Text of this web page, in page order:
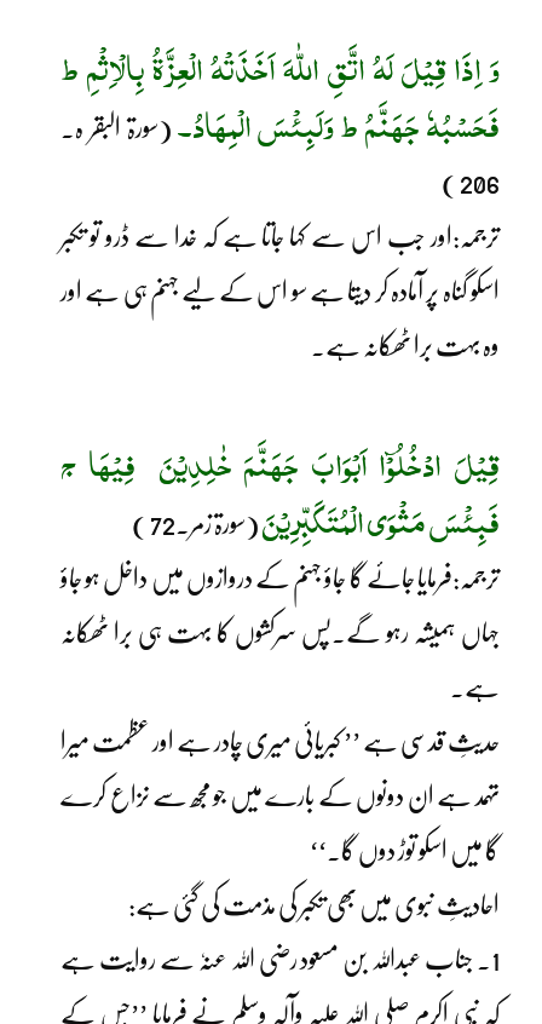
وَ اِذَا قِیْلَ لَہُ اتَّقِ اللّٰہَ اَخَذَتْہُ الْعِزَّۃُ بِالْاِثْمِ ط
فَحَسْبُہٗ جَہَنَّمُ ط وَلَبِئْسَ الْمِھَادُ۔ (سورۃ البقر ہ۔
206 )
ترجمہ:اور جب اس سے کہا جاتا ہے کہ خدا سے ڈرو تو تکبر
اسکو گناہ پر آمادہ کر دیتا ہے سو اس کے لیے جہنم ہی ہے اور
وہ بہت برا ٹھکانہ ہے۔
قِیْلَ ادْخُلُوْٓا اَبْوَابَ جَہَنَّمَ خٰلِدِیْنَ فِیْھَا ج
فَبِئْسَ مَثْوَی الْمُتَکَبِّرِیْنَ (سورۃ زمر۔72 )
ترجمہ:فرمایا جائے گا جاؤ جہنم کے دروازوں میں داخل ہو جاؤ
جہاں ہمیشہ رہو گے۔پس سرکشوں کا بہت ہی برا ٹھکانہ
ہے۔
حدیثِ قدسی ہے ’’ کبریائی میری چادر ہے اور عظمت میرا
تہمد ہے ان دونوں کے بارے میں جو مجھ سے نزاع کرے
گا میں اسکو توڑ دوں گا۔‘‘
احادیثِ نبوی میں بھی تکبر کی مذمت کی گئی ہے:
1۔ جناب عبداللہ بن مسعود رضی اللہ عنہٗ سے روایت ہے
کہ نبی اکرم صلی اللہ علیہ وآلہٖ وسلم نے فرمایا ’’جس کے